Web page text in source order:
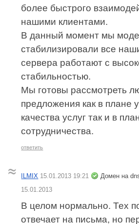
более быстрого
нашими клиентами.
В данный момент мы
стабилизировали все
сервера работают с
стабильностью.
Мы готовы рассмотреть
предложения как в плане
качества услуг так и в
сотрудничества.
ответить
ILMIX 15.01.2013 19:21
Домен на
15.01.2013
В целом нормально. Тех
отвечает на письма, но